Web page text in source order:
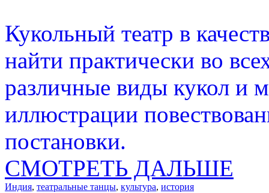
Кукольный театр в
найти практически во
различные виды кукол и
иллюстрации
постановки.
СМОТРЕТЬ ДАЛЬШЕ
Индия, театральные танцы, культура, история